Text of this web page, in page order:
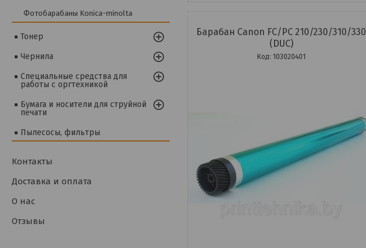
Барабан Canon FC/PC 210/230/310/330
(DUC)
103020401
Фотобарабаны Konica-minolta
Тонер
Чернила
Специальные средства для
работы с оргтехникой
Бумага и носители для струйной
печати
Пылесосы, фильтры
Контакты
Доставка и оплата
О нас
Отзывы